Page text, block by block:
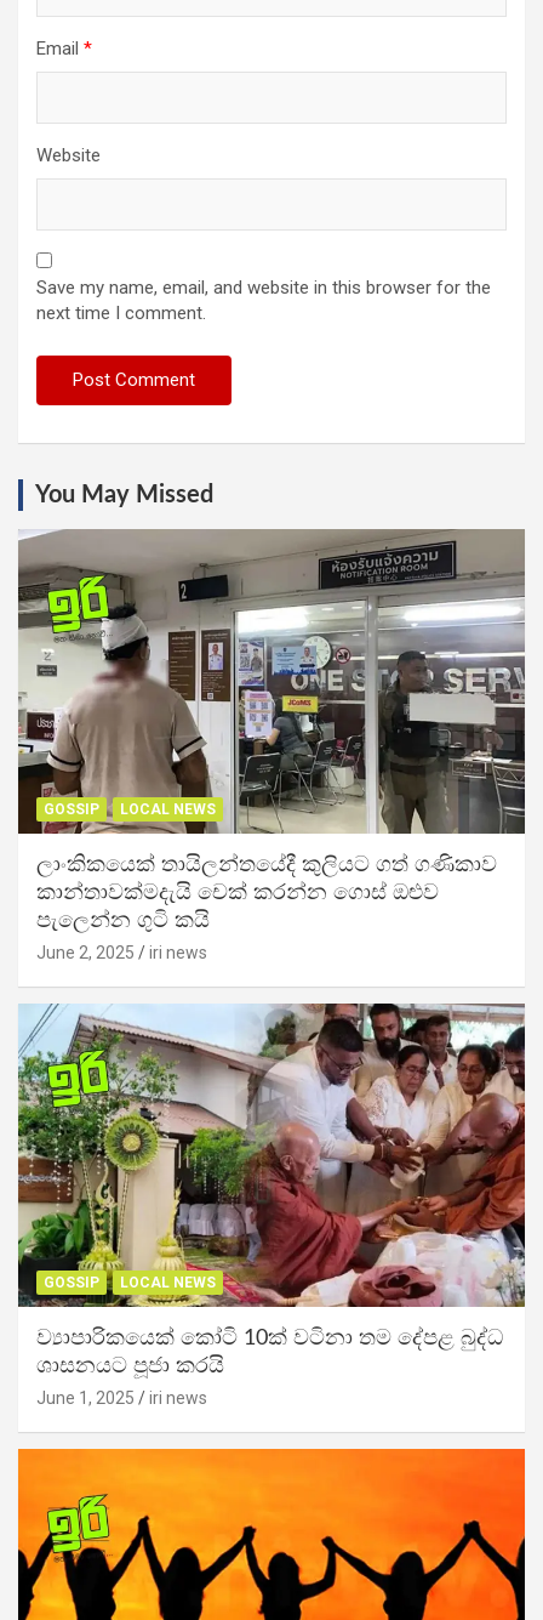
Email *
Website
Save my name, email, and website in this browser for the
next time I comment.
You May Missed
GOSSIP LOCAL NEWS
ලාංකිකයෙක් තායිලන්තයේදී කුලියට ගත් ගණිකාව
කාන්තාවක්මදැයි චෙක් කරන්න ගොස් ඔළුව
පැලෙන්න ගුටි කයි
June 2, 2025 iri news
GOSSIP LOCAL NEWS
ව්‍යාපාරිකයෙක් කෝටි 10ක් වටිනා තම දේපළ බුද්ධ
ශාසනයට පූජා කරයි
June 1, 2025 iri news